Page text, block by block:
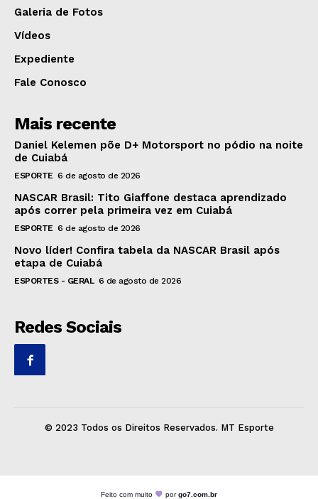
Galeria de Fotos
Vídeos
Expediente
Fale Conosco
Mais recente
Daniel Kelemen põe D+ Motorsport no pódio na noite
de Cuiabá
ESPORTE 6 de agosto de 2026
NASCAR Brasil: Tito Giaffone destaca aprendizado
após correr pela primeira vez em Cuiabá
ESPORTE 6 de agosto de 2026
Novo líder! Confira tabela da NASCAR Brasil após
etapa de Cuiabá
ESPORTES - GERAL 6 de agosto de 2026
Redes Sociais
© 2023 Todos os Direitos Reservados. MT Esporte
Feito com muito porgo7.com.br